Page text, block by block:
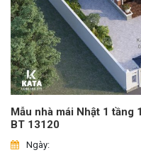
Mẫu nhà mái Nhật 1 tầng
BT 13120
Ngày: